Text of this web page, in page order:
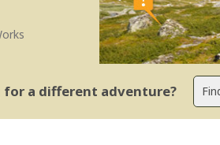
for a different adventure?